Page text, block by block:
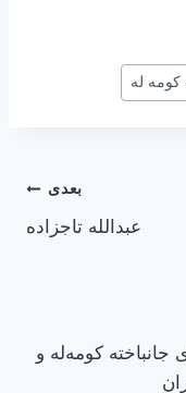
له
بعدی
عبدالله تاجزاده
جانباخته کومه‌له و